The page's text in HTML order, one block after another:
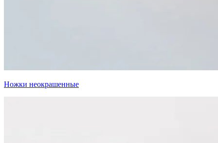
Ножки неокрашенные